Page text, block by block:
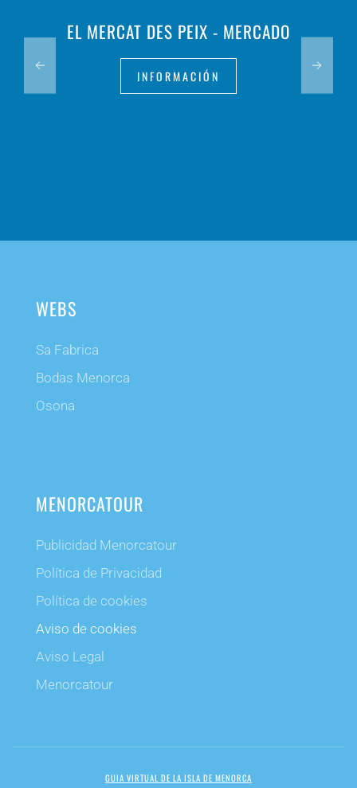
EL MERCAT DES PEIX - MERCADO
INFORMACIÓN
WEBS
Sa Fabrica
Bodas Menorca
Osona
MENORCATOUR
Publicidad Menorcatour
Política de Privacidad
Política de cookies
Aviso de cookies
Aviso Legal
Menorcatour
GUIA VIRTUAL DE LA ISLA DE MENORCA